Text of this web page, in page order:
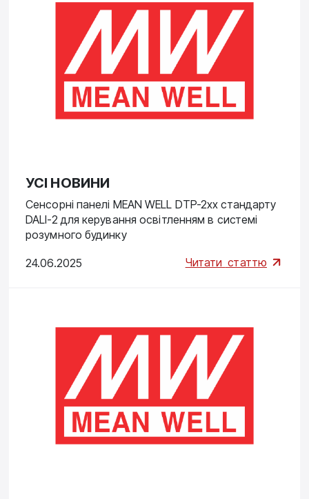
УСІ НОВИНИ
Сенсорні панелі MEAN WELL DTP-2xx стандарту
DALI-2 для керування освітленням в системі
розумного будинку
24.06.2025 Читати статтю